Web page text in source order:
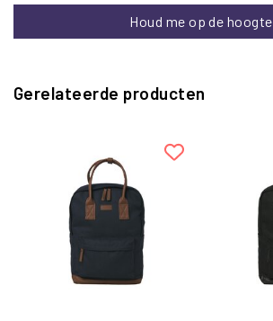
Houd me op de hoogte
Gerelateerde producten